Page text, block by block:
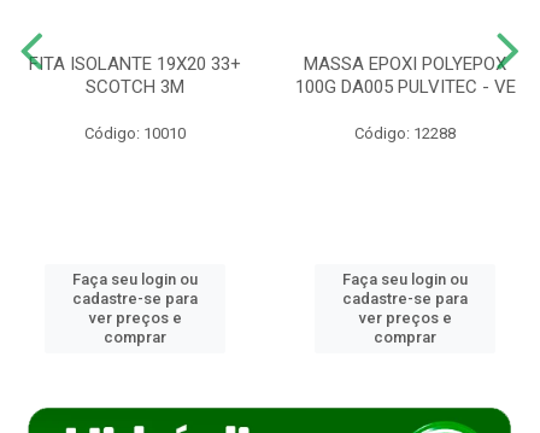
FITA ISOLANTE 19X20 33+
SCOTCH 3M
Código: 10010
Faça seu login ou
cadastre-se para
ver preços e
comprar
MASSA EPOXI POLYEPOX
100G DA005 PULVITEC - VE
Código: 12288
Faça seu login ou
cadastre-se para
ver preços e
comprar